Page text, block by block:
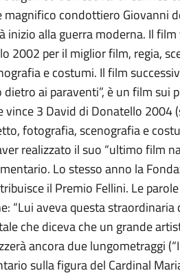
condottiero Giovanni
inizio alla guerra moderna. Il
2002 per il miglior film, regia,
e costumi. Il film
ai paraventi”, è un film sui
vince 3 David di Donatello
fotografia, scenografia e
realizzato il suo “ultimo film
Lo stesso anno la
il Premio Fellini. Le
“Lui aveva questa
che diceva che un grande
ancora due lungometraggi
sulla figura del Cardinal